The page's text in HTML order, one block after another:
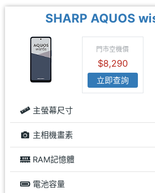
SHARP AQUOS
門市空機價
$8,290
立即查詢
主螢幕尺寸
主相機畫素
RAM記憶體
電池容量